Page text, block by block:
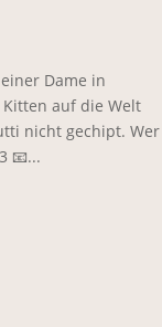
Dame in
auf die Welt
nicht gechipt. Wer
📧...